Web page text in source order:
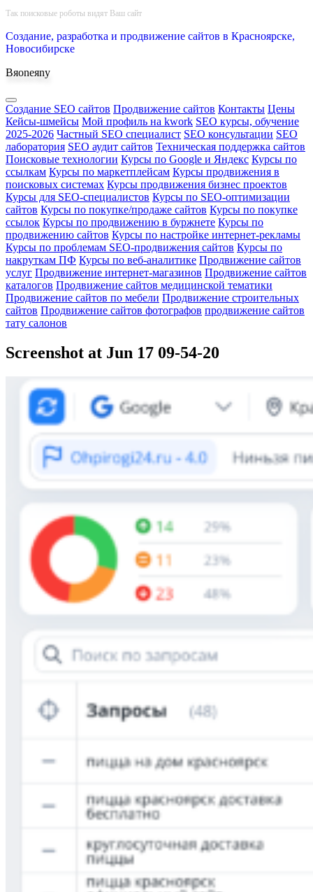
Наверх
Так поисковые роботы видят Ваш сайт
Создание, разработка и продвижение сайтов в Красноярске,
Новосибирске
Bяoneяny
Создание SEO сайтов Продвижение сайтов Контакты Цены
Кейсы-шмейсы Мой профиль на kwork SEO курсы, обучение
2025-2026 Частный SEO специалист SEO консультации SEO
лаборатория SEO аудит сайтов Техническая поддержка сайтов
Поисковые технологии Курсы по Google и Яндекс Курсы по
ссылкам Курсы по маркетплейсам Курсы продвижения в
поисковых системах Курсы продвижения бизнес проектов
Курсы для SEO-специалистов Курсы по SEO-оптимизации
сайтов Курсы по покупке/продаже сайтов Курсы по покупке
ссылок Курсы по продвижению в буржнете Курсы по
продвижению сайтов Курсы по настройке интернет-рекламы
Курсы по проблемам SEO-продвижения сайтов Курсы по
накруткам ПФ Курсы по веб-аналитике Продвижение сайтов
услуг Продвижение интернет-магазинов Продвижение сайтов
каталогов Продвижение сайтов медицинской тематики
Продвижение сайтов по мебели Продвижение строительных
сайтов Продвижение сайтов фотографов продвижение сайтов
тату салонов
Screenshot at Jun 17 09-54-20